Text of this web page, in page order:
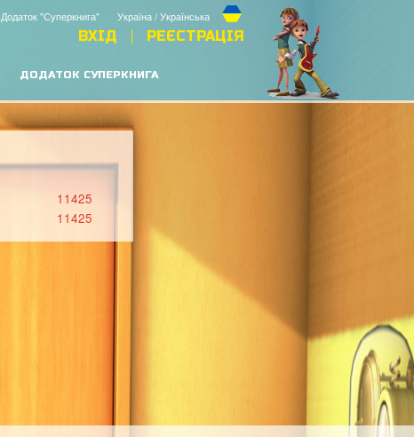
Україна / Українська
Додаток "Суперкнига"
ВХІД РЕЄСТРАЦІЯ
ДОДАТОК СУПЕРКНИГА
11425
11425